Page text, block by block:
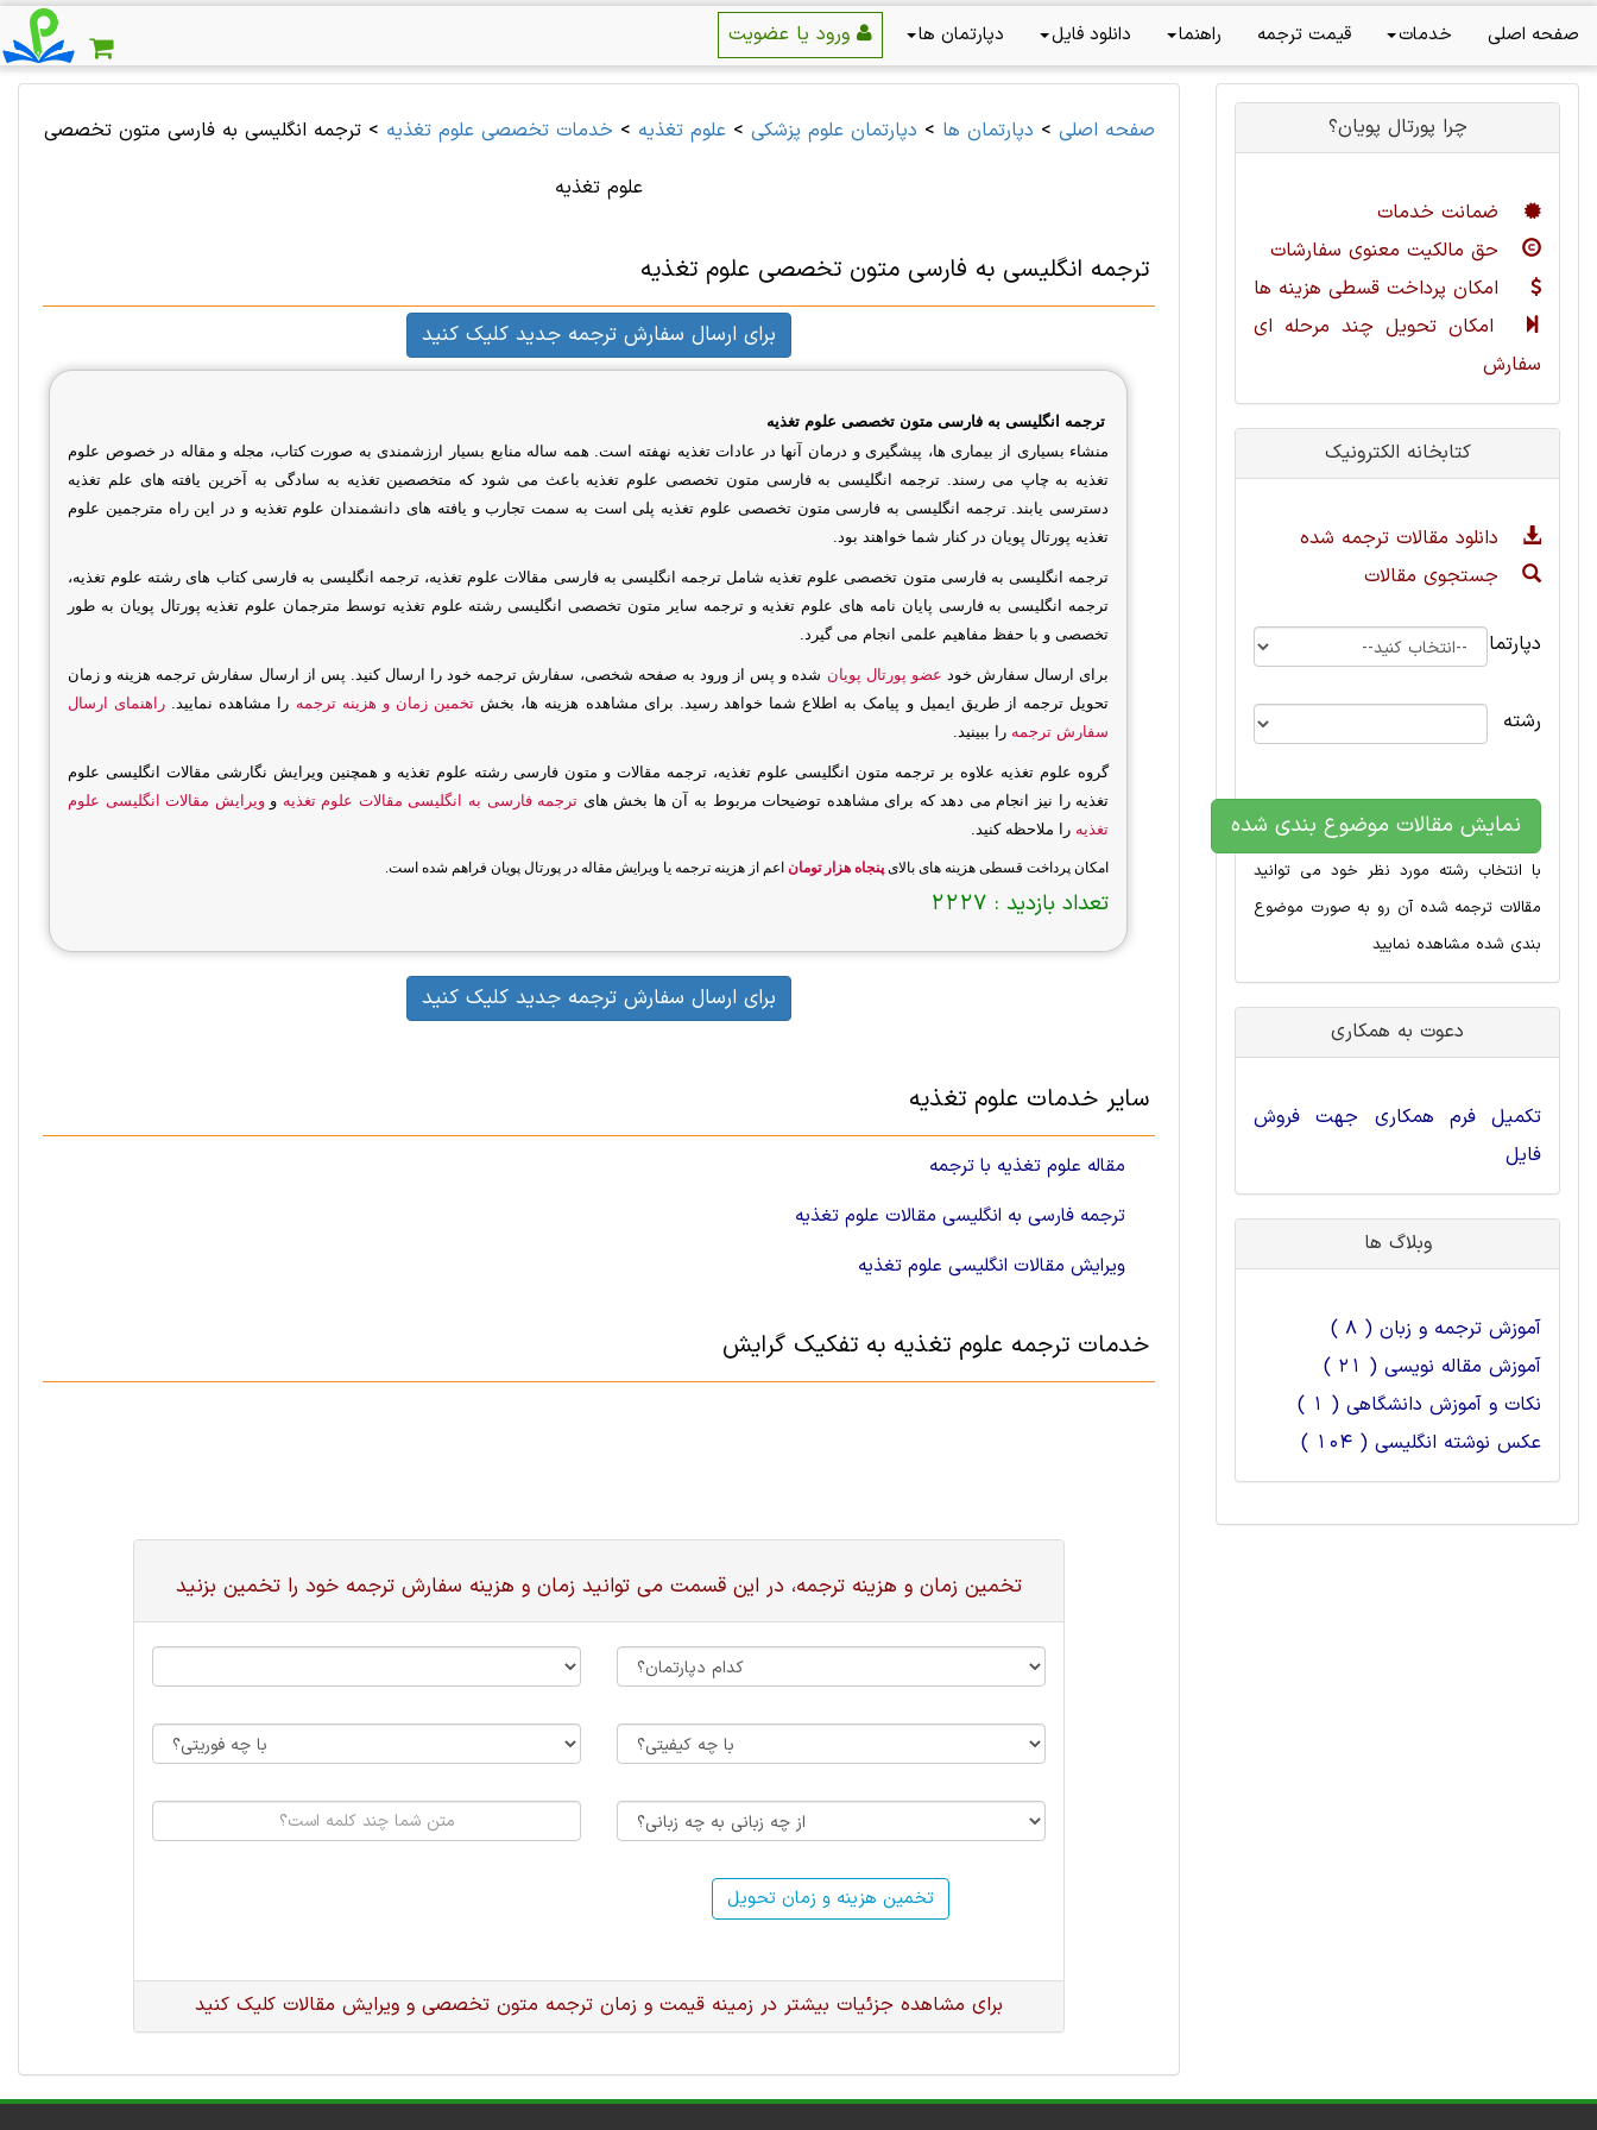
صفحه اصلی خدمات قیمت ترجمه راهنما دانلود فایل دپارتمان ها
صفحه اصلی > دپارتمان ها > دپارتمان علوم پزشكی >علوم تغذیه > خدمات تخصصی علوم تغذیه >ترجمه انگلیسی به فارسی متون تخصصی
علوم تغذیه
ترجمه انگلیسی به فارسی متون تخصصی علوم تغذیه
برای ارسال سفارش ترجمه جدید کلیک کنید
ترجمه انگلیسی به فارسی متون تخصصی علوم تغذیه
منشاء بسیاری از بیماری ها، پیشگیری و درمان آنها در عادات تغذیه نهفته است. همه ساله منابع بسیار ارزشمندی به صورت کتاب، مجله و مقاله در خصوص علوم
تغذیه به چاپ می رسند. ترجمه انگلیسی به فارسی متون تخصصی علوم تغذیه باعث می شود که متخصصین تغذیه به سادگی به آخرین یافته های علم تغذیه
دسترسی یابند. ترجمه انگلیسی به فارسی متون تخصصی علوم تغذیه پلی است به سمت تجارب و یافته های دانشمندان علوم تغذیه و در این راه مترجمین علوم
تغذیه پورتال پویان در کنار شما خواهند بود.
ترجمه انگلیسی به فارسی متون تخصصی علوم تغذیه شامل ترجمه انگلیسی به فارسی مقالات علوم تغذیه، ترجمه انگلیسی به فارسی کتاب های رشته علوم تغذیه،
ترجمه انگلیسی به فارسی پایان نامه های علوم تغذیه و ترجمه سایر متون تخصصی انگلیسی رشته علوم تغذیه توسط مترجمان علوم تغذیه پورتال پویان به طور
تخصصی و با حفظ مفاهیم علمی انجام می گیرد.
برای ارسال سفارش خود عضو پورتال پویان شده و پس از ورود به صفحه شخصی، سفارش ترجمه خود را ارسال کنید. پس از ارسال سفارش ترجمه هزینه و زمان
تحویل ترجمه از طریق ایمیل و پیامک به اطلاع شما خواهد رسید. برای مشاهده هزینه ها، بخش تخمین زمان و هزینه ترجمه را مشاهده نمایید. راهنمای ارسال
سفارش ترجمه را ببینید.
گروه علوم تغذیه علاوه بر ترجمه متون انگلیسی علوم تغذیه، ترجمه مقالات و متون فارسی رشته علوم تغذیه و همچنین ویرایش نگارشی مقالات انگلیسی علوم
تغذیه را نیز انجام می دهد که برای مشاهده توضیحات مربوط به آن ها بخش های ترجمه فارسی به انگلیسی مقالات علوم تغذیه وویرایش مقالات انگلیسی علوم
تغذیه را ملاحظه کنید.
امکان پرداخت قسطی هزینه های بالایپنجاه هزار تومان اعم از هزینه ترجمه یا ویرایش مقاله در پورتال پویان فراهم شده است.
تعداد بازدید : 2227
برای ارسال سفارش ترجمه جدید کلیک کنید
سایر خدمات علوم تغذیه
مقاله علوم تغذیه با ترجمه
ترجمه فارسی به انگلیسی مقالات علوم تغذیه
ویرایش مقالات انگلیسی علوم تغذیه
خدمات ترجمه علوم تغذیه به تفکیک گرایش
تخمین زمان و هزینه ترجمه، در این قسمت می توانید زمان و هزینه سفارش ترجمه خود را تخمین بزنید
تخمین هزینه و زمان تحویل
برای مشاهده جزئیات بیشتر در زمینه قیمت و زمان ترجمه متون تخصصی و ویرایش مقالات کلیک کنید
چرا پورتال پویان؟
ضمانت خدمات
حق مالکیت معنوی سفارشات
امکان پرداخت قسطی هزینه ها
امکان تحویل چند مرحله ای
سفارش
کتابخانه الکترونیک
دانلود مقالات ترجمه شده
جستجوی مقالات
دپارتمان
رشته
نمایش مقالات موضوع بندی شده
با انتخاب رشته مورد نظر خود می توانید
مقالات ترجمه شده آن رو به صورت موضوع
بندی شده مشاهده نمایید
دعوت به همکاری
تکمیل فرم همکاری جهت فروش
فایل
وبلاگ ها
آموزش ترجمه و زبان ( 8 )
آموزش مقاله نویسی ( 21 )
نکات و آموزش دانشگاهی ( 1 )
عکس نوشته انگلیسی ( 104 )